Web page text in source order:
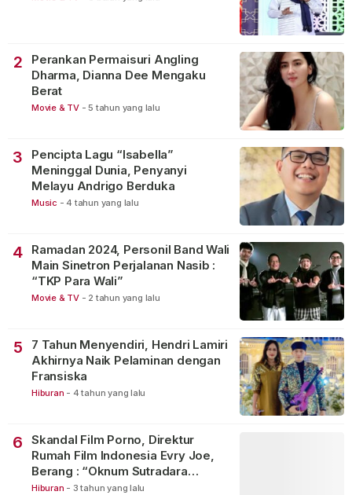
2
Perankan Permaisuri Angling
Dharma, Dianna Dee Mengaku
Berat
Movie & TV - 5 tahun yang lalu
3
Pencipta Lagu “Isabella”
Meninggal Dunia, Penyanyi
Melayu Andrigo Berduka
Music - 4 tahun yang lalu
4
Ramadan 2024, Personil Band Wali
Main Sinetron Perjalanan Nasib :
“TKP Para Wali”
Movie & TV - 2 tahun yang lalu
5
7 Tahun Menyendiri, Hendri Lamiri
Akhirnya Naik Pelaminan dengan
Fransiska
Hiburan - 4 tahun yang lalu
6
Skandal Film Porno, Direktur
Rumah Film Indonesia Evry Joe,
Berang : “Oknum Sutradara
Merusak Perfilman Indonesia”!
Hiburan - 3 tahun yang lalu